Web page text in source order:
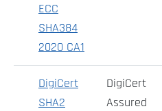
ECC
SHA384
2020 CA1
DigiCert
SHA2
DigiCert
Assured